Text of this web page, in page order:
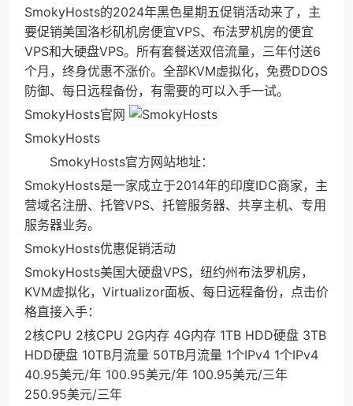
SmokyHosts的2024年黑色星期五促销活动来了，主
要促销美国洛杉矶机房便宜VPS、布法罗机房的便宜
VPS和大硬盘VPS。所有套餐送双倍流量，三年付送6
个月，终身优惠不涨价。全部KVM虚拟化，免费DDOS
防御、每日远程备份，有需要的可以入手一试。
SmokyHosts官网
SmokyHosts
SmokyHosts官方网站地址：
SmokyHosts是一家成立于2014年的印度IDC商家，主
营域名注册、托管VPS、托管服务器、共享主机、专用
服务器业务。
SmokyHosts优惠促销活动
SmokyHosts美国大硬盘VPS，纽约州布法罗机房，
KVM虚拟化，Virtualizor面板、每日远程备份，点击价
格直接入手：
2核CPU 2核CPU 2G内存 4G内存 1TB HDD硬盘 3TB
HDD硬盘 10TB月流量 50TB月流量 1个IPv4 1个IPv4
40.95美元/年 100.95美元/年 100.95美元/三年
250.95美元/三年